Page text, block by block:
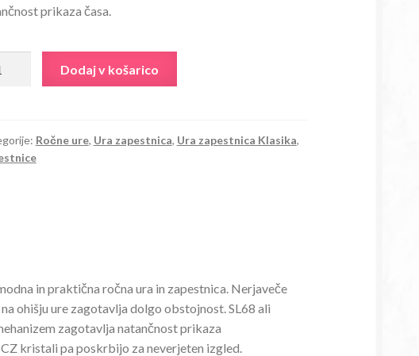
37,80€.
prikaza časa.
Dodaj v košarico
Ročne ure, Ura zapestnica, Ura zapestnica Klasika,
in praktična ročna ura in zapestnica. Nerjaveče
ohišju ure zagotavlja dolgo obstojnost. SL68 ali
zagotavlja natančnost prikaza
kristali pa poskrbijo za neverjeten izgled.